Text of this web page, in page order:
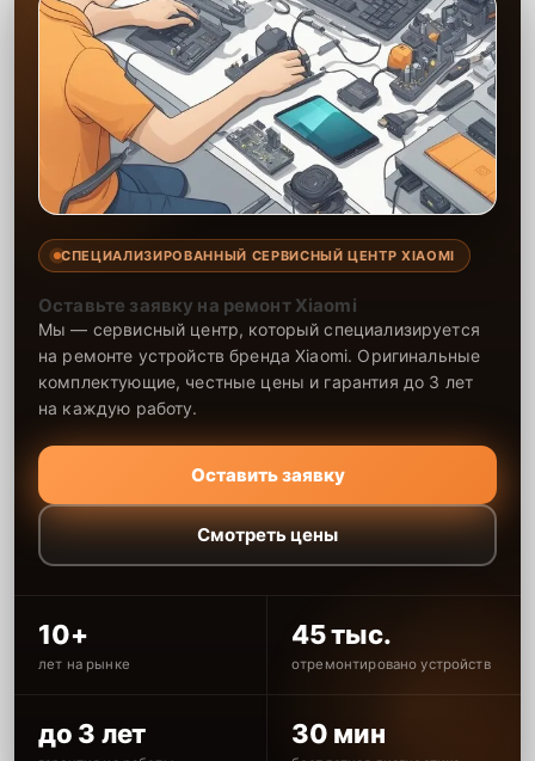
СПЕЦИАЛИЗИРОВАННЫЙ СЕРВИСНЫЙ ЦЕНТР XIAOMI
Оставьте заявку на ремонт Xiaomi
Мы — сервисный центр, который специализируется
на ремонте устройств бренда Xiaomi. Оригинальные
комплектующие, честные цены и гарантия до 3 лет
на каждую работу.
Оставить заявку
Смотреть цены
10+
лет на рынке
45 тыс.
отремонтировано устройств
до 3 лет 30 мин